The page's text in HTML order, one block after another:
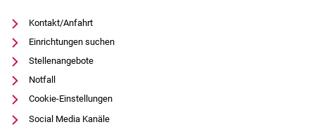
Kontakt/Anfahrt
Einrichtungen suchen
Stellenangebote
Notfall
Cookie-Einstellungen
Social Media Kanäle